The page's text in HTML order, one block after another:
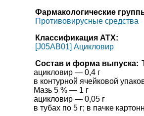
Фармакологические
Противовирусные средства
Классификация АТХ:
[J05AB01] Ацикловир
Состав и форма выпуска:
ацикловир — 0,4 г
в контурной ячейковой
Мазь 5 % — 1 г
ацикловир — 0,05 г
в тубах по 5 г; в пачке